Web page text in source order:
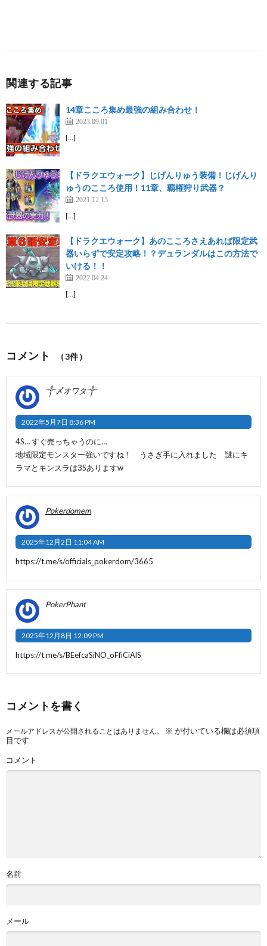
関連する記事
14章こころ集め最強の組み合わせ！
2023.09.01
[…]
【ドラクエウォーク】じげんりゅう装備！じげんり
ゅうのこころ使用！11章、覇権狩り武器？
2021.12.15
[…]
【ドラクエウォーク】あのこころさえあれば限定武
器いらずで安定攻略！？デュランダルはこの方法で
いける！！
2022.04.24
[…]
コメント （3件）
༒〆オワタ༒
2022年5月7日 8:36 PM
4S… すぐ売っちゃうのに…
地域限定モンスター強いですね！ うさぎ手に入れました 謎にキ
ラマとキンスラは3Sありますw
Pokerdomem
2025年12月2日 11:04 AM
https://t.me/s/officials_pokerdom/3665
PokerPhant
2025年12月8日 12:09 PM
https://t.me/s/BEefcaSiNO_oFfiCiAlS
コメントを書く
メールアドレスが公開されることはありません。 ※ が付いている欄は必須項
目です
コメント
名前
メール